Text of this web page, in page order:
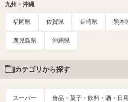
九州・沖縄
福岡県 佐賀県 長崎県 熊本
鹿児島県 沖縄県
カテゴリから探す
スーパー 食品・菓子・飲料・酒・日